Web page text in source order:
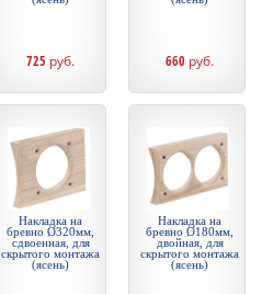
725 руб. 660 руб.
Накладка на
бревно Ø320мм,
сдвоенная, для
скрытого монтажа
(ясень)
Накладка на
бревно Ø180мм,
двойная, для
скрытого монтажа
(ясень)